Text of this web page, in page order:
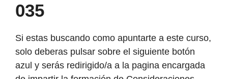
035
Si estas buscando como apuntarte a este curso,
solo deberas pulsar sobre el siguiente botón
azul y serás redirigido/a a la pagina encargada